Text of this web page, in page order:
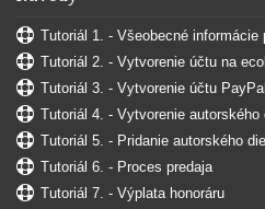
Tutoriál 1. - Všeobecné
Tutoriál 2. - Vytvorenie účtu na
Tutoriál 3. - Vytvorenie účtu PayPal
Tutoriál 4. - Vytvorenie autorského
Tutoriál 5. - Pridanie autorského
Tutoriál 6. - Proces predaja
Tutoriál 7. - Výplata honoráru